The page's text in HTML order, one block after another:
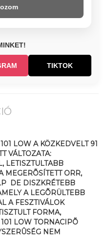
TIKTOK
LOW A KÖZKEDVELT 91
VÁLTOZATA:
LETISZTULTABB
MEGERÕSÍTETT ORR,
 DE DISZKRÉTEBB
A LEGÕRÜLTEBB
A FESZTIVÁLOK
FORMA,
101 LOW TORNACIPÕ
NEM